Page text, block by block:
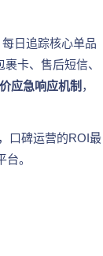
每日追踪核心单品
裹卡、售后短信、
应急响应机制 ，
口碑运营的ROI最
。